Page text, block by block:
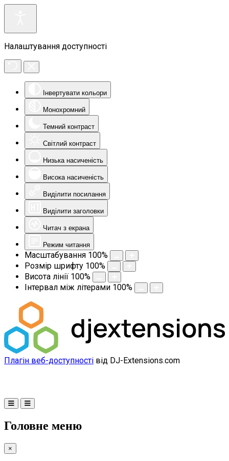
Налаштування доступності
Інвертувати кольори
Монохромний
Темний контраст
Світлий контраст
Низька насиченість
Висока насиченість
Виділити посилання
Виділити заголовки
Читач з екрана
Режим читання
Масштабування 100%
Розмір шрифту 100%
Висота лінії 100%
Інтервал між літерами 100%
Плагін веб-доступності від DJ-Extensions.com
Головне меню
×